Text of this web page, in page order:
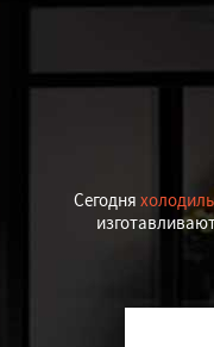
Сегодня